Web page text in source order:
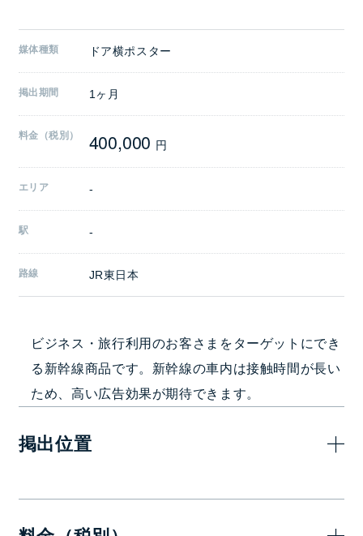
媒体種類 ドア横ポスター
掲出期間 1ヶ月
料金（税別） 400,000 円
エリア -
駅 -
路線 JR東日本
ビジネス・旅行利用のお客さまをターゲットにでき
る新幹線商品です。新幹線の車内は接触時間が長い
ため、高い広告効果が期待できます。
掲出位置